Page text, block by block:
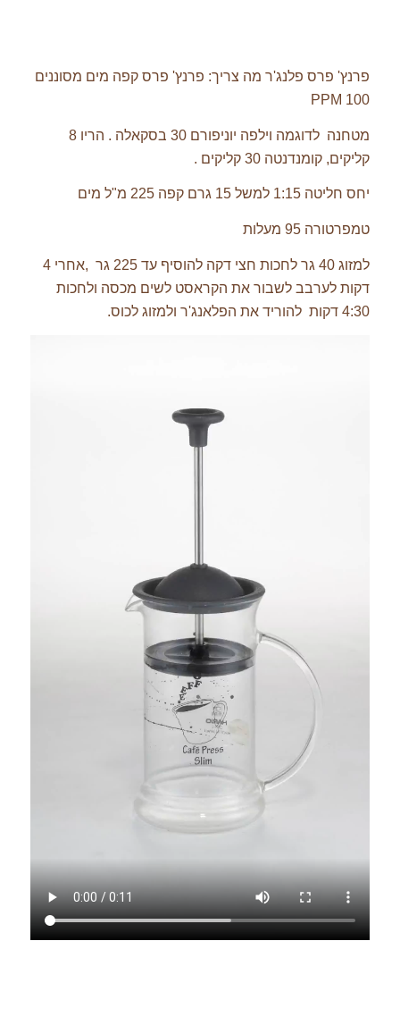
פרנץ' פרס פלנג'ר מה צריך: פרנץ' פרס קפה מים מסוננים
100 PPM
מטחנה לדוגמה וילפה יוניפורם 30 בסקאלה . הריו 8
קליקים, קומנדנטה 30 קליקים .
יחס חליטה 1:15 למשל 15 גרם קפה 225 מ"ל מים
טמפרטורה 95 מעלות
למזוג 40 גר לחכות חצי דקה להוסיף עד 225 גר ,אחרי 4
דקות לערבב לשבור את הקראסט לשים מכסה ולחכות
4:30 דקות להוריד את הפלאנג'ר ולמזוג לכוס.